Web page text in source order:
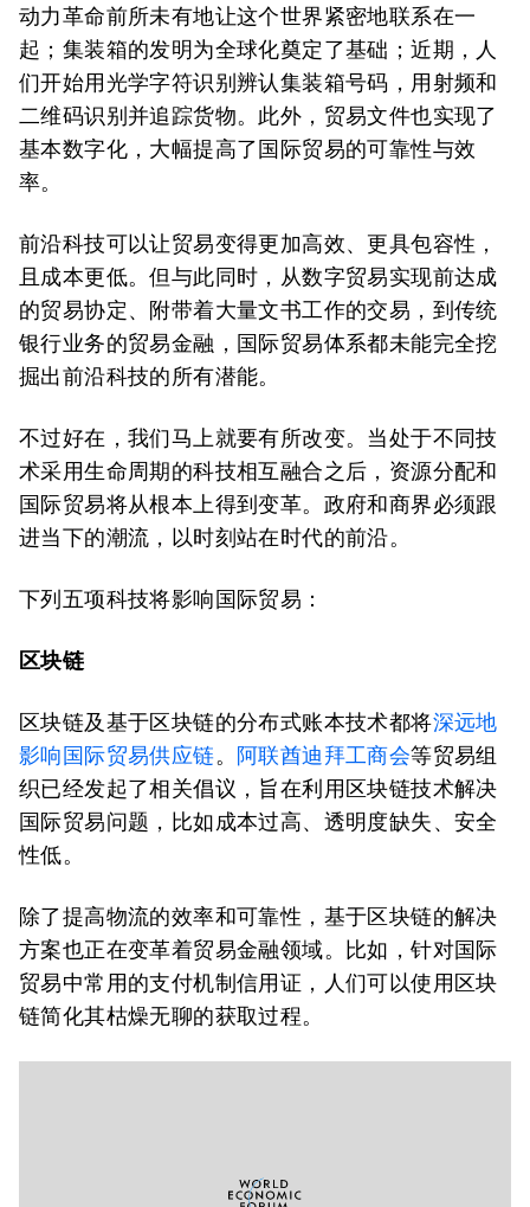
动力革命前所未有地让这个世界紧密地联系在一
起；集装箱的发明为全球化奠定了基础；近期，人
们开始用光学字符识别辨认集装箱号码，用射频和
二维码识别并追踪货物。此外，贸易文件也实现了
基本数字化，大幅提高了国际贸易的可靠性与效
率。
前沿科技可以让贸易变得更加高效、更具包容性，
且成本更低。但与此同时，从数字贸易实现前达成
的贸易协定、附带着大量文书工作的交易，到传统
银行业务的贸易金融，国际贸易体系都未能完全挖
掘出前沿科技的所有潜能。
不过好在，我们马上就要有所改变。当处于不同技
术采用生命周期的科技相互融合之后，资源分配和
国际贸易将从根本上得到变革。政府和商界必须跟
进当下的潮流，以时刻站在时代的前沿。
下列五项科技将影响国际贸易：
区块链
区块链及基于区块链的分布式账本技术都将深远地
影响国际贸易供应链。 阿联酋迪拜工商会等贸易组
织已经发起了相关倡议，旨在利用区块链技术解决
国际贸易问题，比如成本过高、透明度缺失、安全
性低。
除了提高物流的效率和可靠性，基于区块链的解决
方案也正在变革着贸易金融领域。比如，针对国际
贸易中常用的支付机制信用证，人们可以使用区块
链简化其枯燥无聊的获取过程。